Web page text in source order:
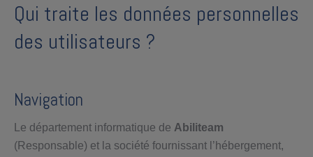
Qui traite les données personnelles
des utilisateurs ?
Navigation
Le département informatique de Abiliteam
(Responsable) et la société fournissant l’hébergement,